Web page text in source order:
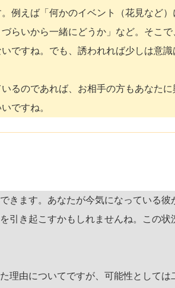
例えば「何かのイベント（花見など
らいから一緒にどうか」など。そこ
ですね。でも、誘われれば少しは意
るのであれば、お相手の方もあなた
ですね。
きます。あなたが今気になっている
引き起こすかもしれませんね。この
理由についてですが、可能性として